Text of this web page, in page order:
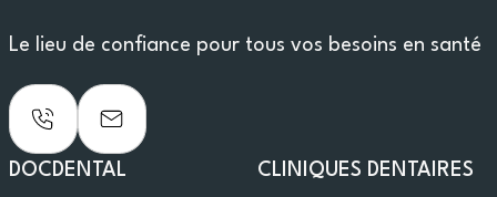
Le lieu de confiance pour tous vos besoins en santé
DOCDENTAL CLINIQUES DENTAIRES